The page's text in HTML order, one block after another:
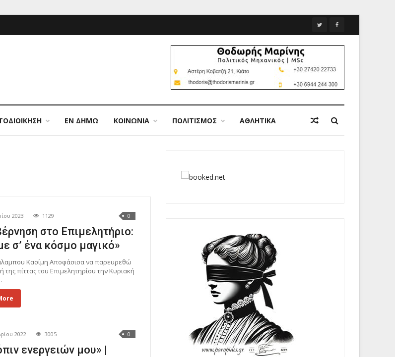
ΕΝ ΔΗΜΩ ΚΟΙΝΩΝΙΑ ΠΟΛΙΤΙΣΜΟΣ ΑΘΛΗΤΙΚΑ
2023 1129 0
στο Επιμελητήριο:
σ’ ένα κόσμο μαγικό»
Κασίμη Αποφάσισα να παρευρεθώ
της πίττας του Επιμελητηρίου την Κυριακή
2022 3005 0
ενεργειών μου» |